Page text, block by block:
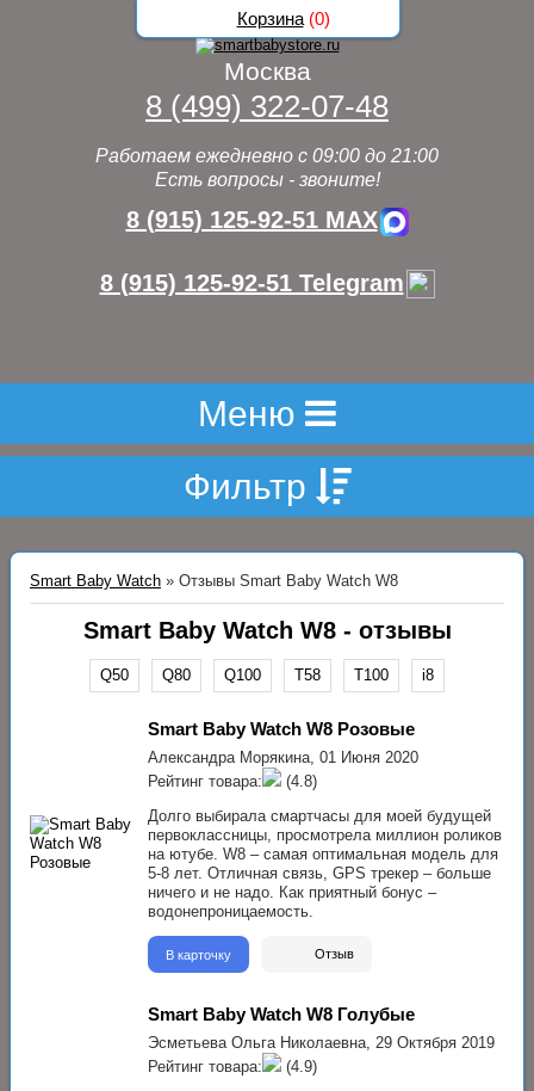
Москва
8 (499) 322-07-48
Работаем ежедневно с 09:00 до 21:00
Есть вопросы - звоните!
8 (915) 125-92-51 MAX
8 (915) 125-92-51 Telegram
Меню
Фильтр
Smart Baby Watch » Отзывы Smart Baby Watch W8
Smart Baby Watch W8 - отзывы
Q50 Q80 Q100 T58 T100 i8
Smart Baby Watch W8 Розовые
Александра Морякина, 01 Июня 2020
Рейтинг товара:
(4.8)
Долго выбирала смартчасы для моей будущей
первоклассницы, просмотрела миллион роликов
на ютубе. W8 – самая оптимальная модель для
5-8 лет. Отличная связь, GPS трекер – больше
ничего и не надо. Как приятный бонус –
водонепроницаемость.
В карточку Отзыв
Smart Baby Watch W8 Голубые
Эсметьева Ольга Николаевна, 29 Октября 2019
Рейтинг товара:
(4.9)
Корзина(0)